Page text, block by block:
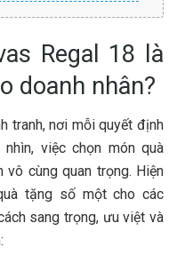
Regal 18 là
doanh nhân?
tranh, nơi mỗi quyết định
việc chọn món quà
cùng quan trọng. Hiện
tặng số một cho các
sang trọng, ưu việt và